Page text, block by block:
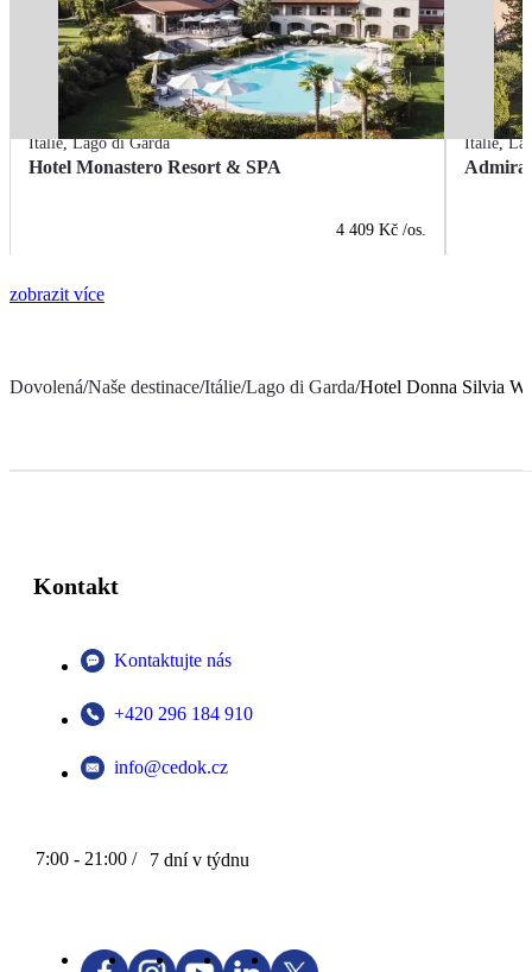
Itálie,Lago di Garda
Hotel Monastero Resort & SPA
4 409 Kč /os.
Itálie,
zobrazit více
Dovolená/Naše destinace/Itálie/Lago di Garda/Hotel Donna Silvia
Kontakt
Kontaktujte nás
+420 296 184 910
info@cedok.cz
7:00 - 21:00 / 7 dní v týdnu